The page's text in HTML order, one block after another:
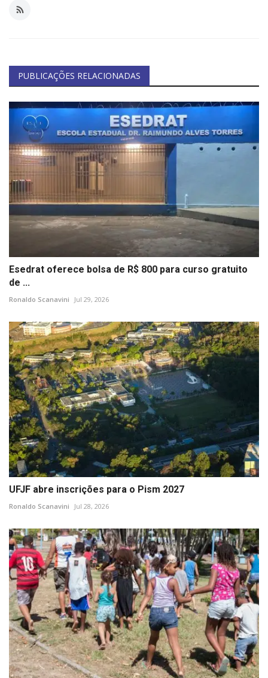
PUBLICAÇÕES RELACIONADAS
Esedrat oferece bolsa de R$ 800 para curso gratuito
de ...
Ronaldo Scanavini Jul 29, 2026
UFJF abre inscrições para o Pism 2027
Ronaldo Scanavini Jul 28, 2026